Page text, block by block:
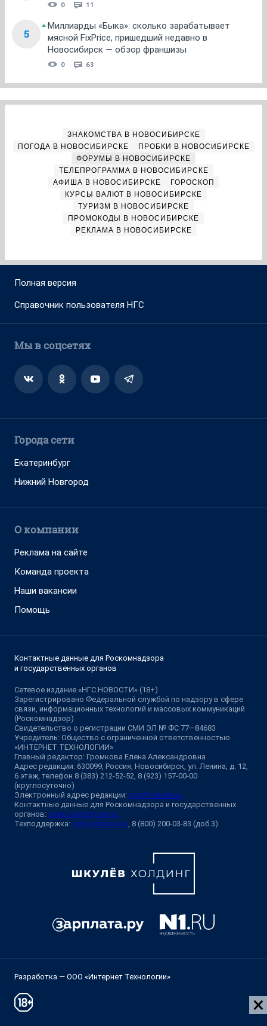
0 11
5
Миллиарды «Быка»: сколько зарабатывает
мясной FixPrice, пришедший недавно в
Новосибирск — обзор франшизы
0 63
ЗНАКОМСТВА В НОВОСИБИРСКЕ
ПОГОДА В НОВОСИБИРСКЕ
ПРОБКИ В НОВОСИБИРСКЕ
ФОРУМЫ В НОВОСИБИРСКЕ
ТЕЛЕПРОГРАММА В НОВОСИБИРСКЕ
АФИША В НОВОСИБИРСКЕ
ГОРОСКОП
КУРСЫ ВАЛЮТ В НОВОСИБИРСКЕ
ТУРИЗМ В НОВОСИБИРСКЕ
ПРОМОКОДЫ В НОВОСИБИРСКЕ
РЕКЛАМА В НОВОСИБИРСКЕ
Полная версия
Справочник пользователя НГС
Мы в соцсетях
Города сети
Екатеринбург
Нижний Новгород
О компании
Реклама на сайте
Команда проекта
Наши вакансии
Помощь
Контактные данные для Роскомнадзора
и государственных органов
Сетевое издание «НГС.НОВОСТИ» (18+)
Зарегистрировано Федеральной службой по надзору в сфере
связи, информационных технологий и массовых коммуникаций
(Роскомнадзор)
Свидетельство о регистрации СМИ ЭЛ № ФС 77—84683
Учредитель: Общество с ограниченной ответственностью
«ИНТЕРНЕТ ТЕХНОЛОГИИ»
Главный редактор: Громкова Елена Александровна
Адрес редакции: 630099, Россия, Новосибирск, ул. Ленина, д. 12,
6 этаж, телефон 8 (383) 212-52-52, 8 (923) 157-00-00
(круглосуточно)
Электронный адрес редакции: ngs@shkulev.ru
Контактные данные для Роскомнадзора и государственных
органов: juristnsk@shkulev.ru
Техподдержка: help@shkulev.ru , 8 (800) 200-03-83 (доб.3)
Разработка — ООО «Интернет Технологии»